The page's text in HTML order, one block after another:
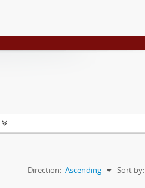
Sort by:
Direction: Ascending